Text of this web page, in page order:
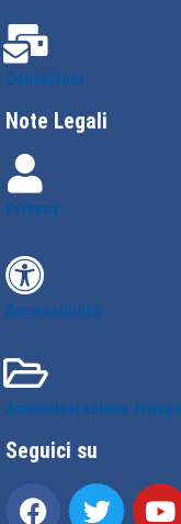
Contattaci
Note Legali
Privacy
Accessibilità
Amministrazione
Seguici su